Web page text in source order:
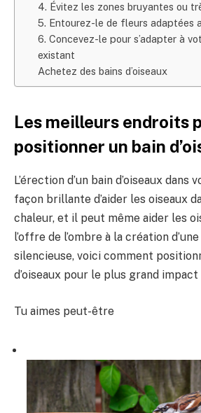
4. Évitez les zones bruyantes ou
5. Entourez-le de fleurs adaptées
6. Concevez-le pour s’adapter à
existant
Achetez des bains d’oiseaux
Les meilleurs endroits
positionner un bain
L’érection d’un bain d’oiseaux
façon brillante d’aider les oiseaux
chaleur, et il peut même aider les
l’offre de l’ombre à la création
silencieuse, voici comment
d’oiseaux pour le plus grand impact
Tu aimes peut-être